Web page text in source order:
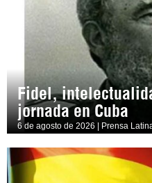
Fidel,
jornada en Cuba
6 de agosto de 2026 | Prensa